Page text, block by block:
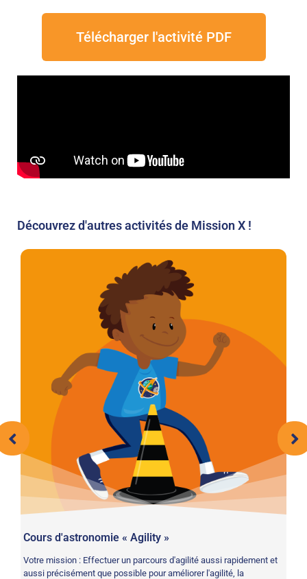
Télécharger l'activité PDF
Découvrez d'autres activités de Mission X !
Cours d'astronomie « Agility »
Votre mission : Effectuer un parcours d'agilité aussi rapidement et
aussi précisément que possible pour améliorer l'agilité, la